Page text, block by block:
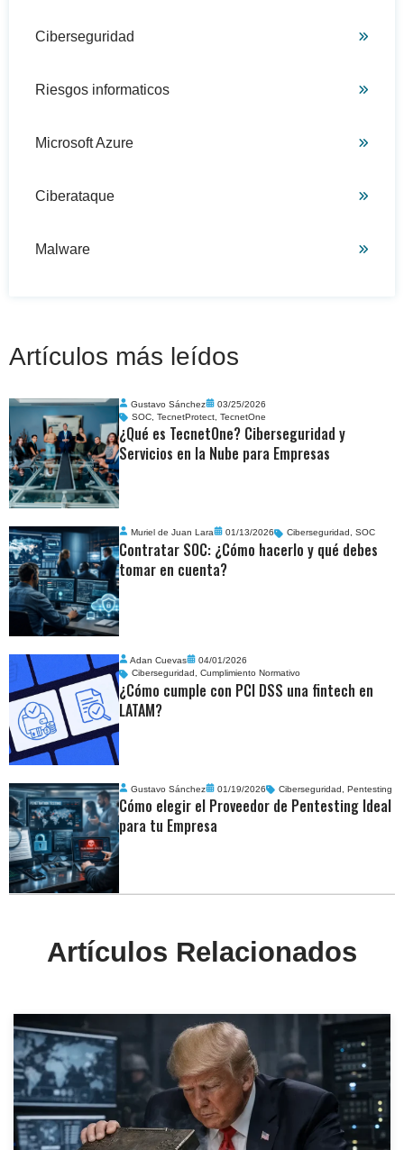
Ciberseguridad
Riesgos informaticos
Microsoft Azure
Ciberataque
Malware
Artículos más leídos
Gustavo Sánchez
03/25/2026
SOC,TecnetProtect,TecnetOne
¿Qué es TecnetOne? Ciberseguridad y
Servicios en la Nube para Empresas
Muriel de Juan Lara 01/13/2026 Ciberseguridad ,SOC
Contratar SOC: ¿Cómo hacerlo y qué debes
tomar en cuenta?
Adan Cuevas
04/01/2026
Ciberseguridad ,Cumplimiento Normativo
¿Cómo cumple con PCI DSS una fintech en
LATAM?
Gustavo Sánchez 01/19/2026 Ciberseguridad ,Pentesting
Cómo elegir el Proveedor de Pentesting Ideal
para tu Empresa
Artículos Relacionados